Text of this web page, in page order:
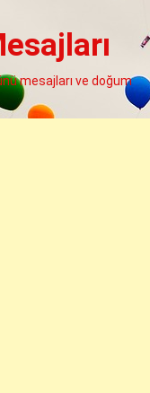
mesajları ve doğum